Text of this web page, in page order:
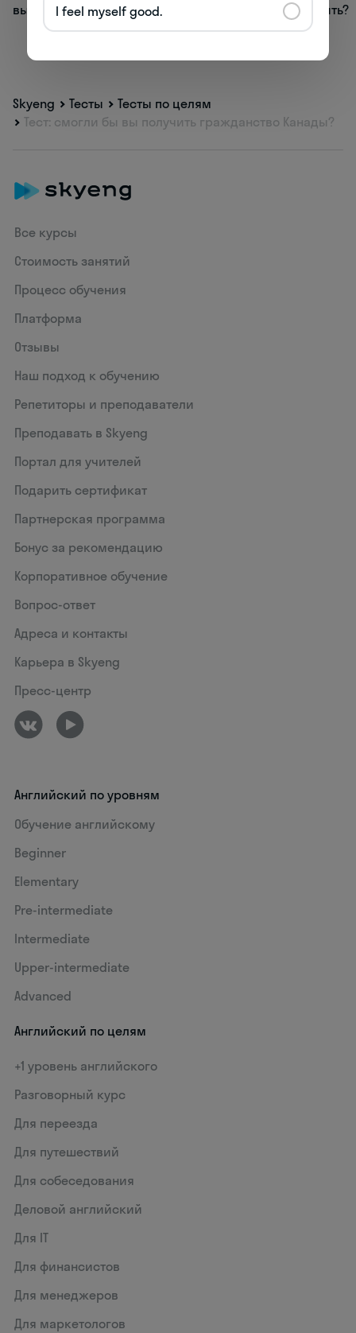
выбрать?
нужно получить?
Skyeng Тесты
Тесты по целям
Тест: смогли бы вы получить гражданство Канады?
Все курсы
Стоимость занятий
Процесс обучения
Платформа
Отзывы
Наш подход к обучению
Репетиторы и преподаватели
Преподавать в Skyeng
Портал для учителей
Подарить сертификат
Партнерская программа
Бонус за рекомендацию
Корпоративное обучение
Вопрос-ответ
Адреса и контакты
Карьера в Skyeng
Пресс-центр
Английский по уровням
Обучение английскому
Beginner
Elementary
Pre-intermediate
Intermediate
Upper-intermediate
Advanced
Английский по целям
+1 уровень английского
Разговорный курс
Для переезда
Для путешествий
Для собеседования
Деловой английский
Для IT
Для финансистов
Для менеджеров
Для маркетологов
I feel myself good.